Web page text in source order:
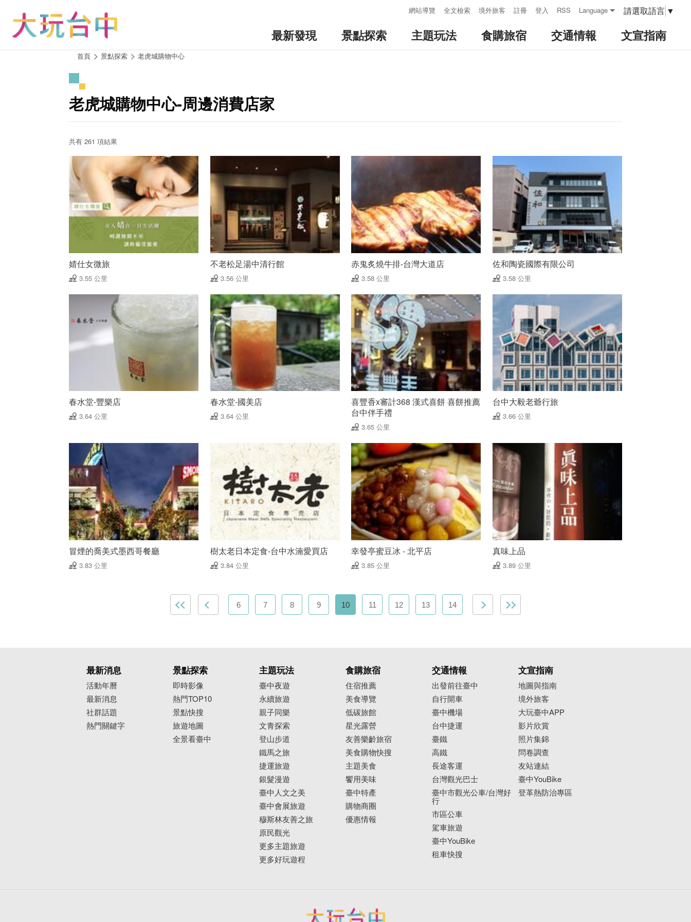
網站導覽 全文檢索 境外旅客 註冊 登入 RSS Language 請選取語言 ▼
最新發現 景點探索 主題玩法 食購旅宿 交通情報 文宣指南
首頁 景點探索 老虎城購物中心
老虎城購物中心-周邊消費店家
共有 261 項結果
婧仕女微旅
3.55 公里
不老松足湯中清行館
3.56 公里
赤鬼炙燒牛排-台灣大道店
3.58 公里
佐和陶瓷國際有限公司
3.58 公里
春水堂-豐樂店
3.64 公里
春水堂-國美店
3.64 公里
喜豐香x審計368 漢式喜餅 喜餅推薦
台中伴手禮
3.65 公里
台中大毅老爺行旅
3.66 公里
冒煙的喬美式墨西哥餐廳
3.83 公里
樹太老日本定食-台中水湳愛買店
3.84 公里
幸發亭蜜豆冰 - 北平店
3.85 公里
真味上品
3.89 公里
6 7 8 9 10 11 12 13 14
最新消息
活動年曆
最新消息
社群話題
熱門關鍵字
景點探索
即時影像
熱門TOP10
景點快搜
旅遊地圖
全景看臺中
主題玩法
臺中夜遊
永續旅遊
親子同樂
文青探索
登山步道
鐵馬之旅
捷運旅遊
銀髮漫遊
臺中人文之美
臺中會展旅遊
穆斯林友善之旅
原民觀光
更多主題旅遊
更多好玩遊程
食購旅宿
住宿推薦
美食導覽
低碳旅館
星光露營
友善樂齡旅宿
美食購物快搜
主題美食
饗用美味
臺中特產
購物商圈
優惠情報
交通情報
出發前往臺中
自行開車
臺中機場
台中捷運
臺鐵
高鐵
長途客運
台灣觀光巴士
臺中市觀光公車/台灣好
行
市區公車
駕車旅遊
臺中YouBike
租車快搜
文宣指南
地圖與指南
境外旅客
大玩臺中APP
影片欣賞
照片集錦
問卷調查
友站連結
臺中YouBike
登革熱防治專區